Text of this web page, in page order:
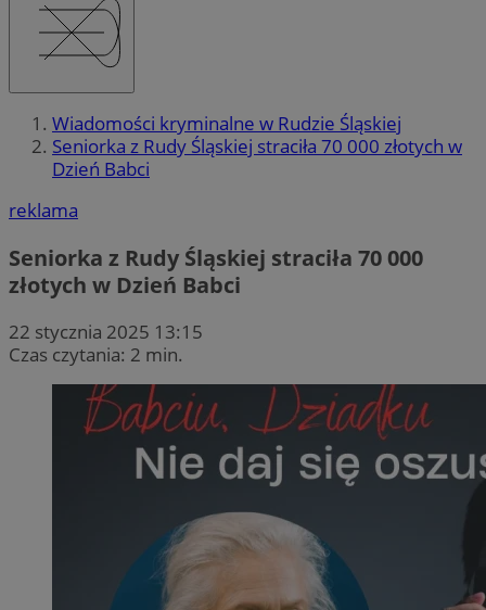
Wiadomości kryminalne w Rudzie Śląskiej
Seniorka z Rudy Śląskiej straciła 70 000 złotych w
Dzień Babci
reklama
Seniorka z Rudy Śląskiej straciła 70 000
złotych w Dzień Babci
22 stycznia 2025 13:15
Czas czytania: 2 min.